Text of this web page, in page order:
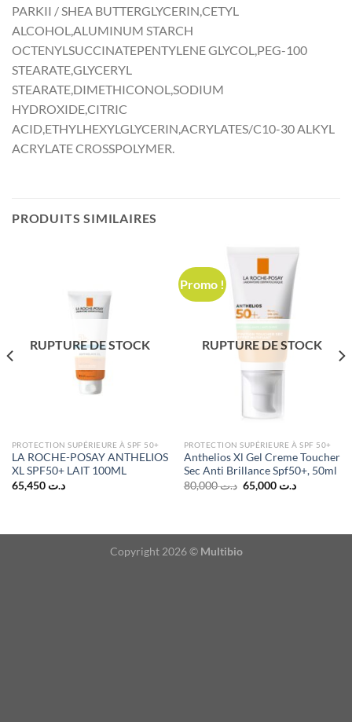
PARKII / SHEA BUTTERGLYCERIN,CETYL
ALCOHOL,ALUMINUM STARCH
OCTENYLSUCCINATEPENTYLENE GLYCOL,PEG-100
STEARATE,GLYCERYL
STEARATE,DIMETHICONOL,SODIUM
HYDROXIDE,CITRIC
ACID,ETHYLHEXYLGLYCERIN,ACRYLATES/C10-30 ALKYL
ACRYLATE CROSSPOLYMER.
PRODUITS SIMILAIRES
RUPTURE DE STOCK
PROTECTION SUPÉRIEURE À SPF 50+
LA ROCHE-POSAY ANTHELIOS
XL SPF50+ LAIT 100ML
د.ت 65,450
Promo !
RUPTURE DE STOCK
PROTECTION SUPÉRIEURE À SPF 50+
Anthelios Xl Gel Creme Toucher
Sec Anti Brillance Spf50+, 50ml
د.ت80,000
Le
prix
د.ت 65,000
Le
Copyright 2026 © Multibio